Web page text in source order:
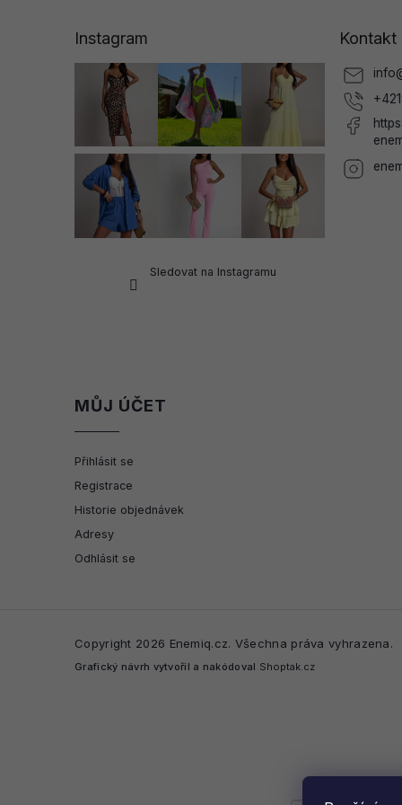
Instagram
Sledovat na Instagramu
Kontakt
info
MŮJ ÚČET
Přihlásit se
Registrace
Historie objednávek
Adresy
Odhlásit se
Copyright 2026 Enemiq.cz. Všechna práva vyhrazena.
Grafický návrh vytvořil a nakódoval Shoptak.cz